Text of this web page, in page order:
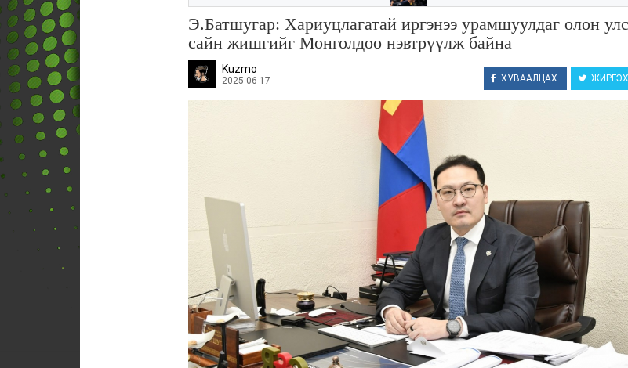
Э.Батшугар: Хариуцлагатай иргэнээ урамшуулдаг олон
сайн жишгийг Монголдоо нэвтрүүлж байна
Kuzmo
2025-06-17 ХУВААЛЦАХ ЖИРГЭХ